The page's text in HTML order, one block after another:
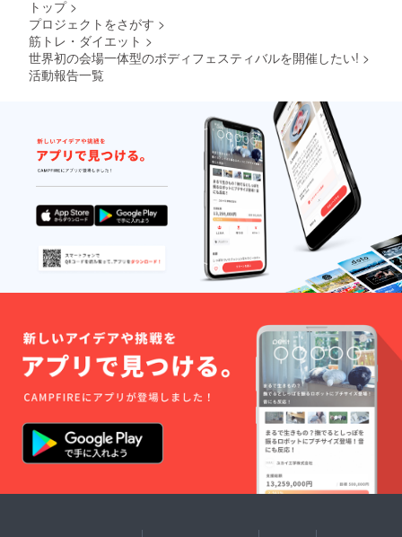
トップ >
プロジェクトをさがす >
筋トレ・ダイエット >
世界初の会場一体型のボディフェスティバルを開催したい! >
活動報告一覧